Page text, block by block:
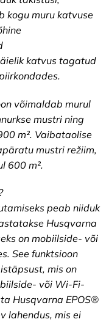
kogu muru katvuse
katvus tagatud
võimaldab murul
mustri ning
m². Vaibataolise
mustri režiim,
600 m².
peab niiduk
Husqvarna
on mobiilside- või
See funktsioon
mis on
või Wi-Fi-
Husqvarna EPOS®
lahendus, mis ei